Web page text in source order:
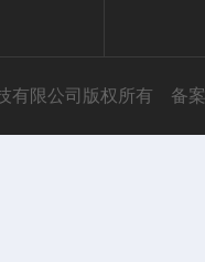
有限公司版权所有 备